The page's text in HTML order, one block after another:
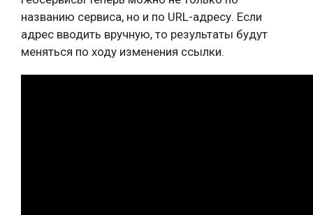
названию сервиса, но и по URL-адресу. Если
адрес вводить вручную, то результаты будут
меняться по ходу изменения ссылки.